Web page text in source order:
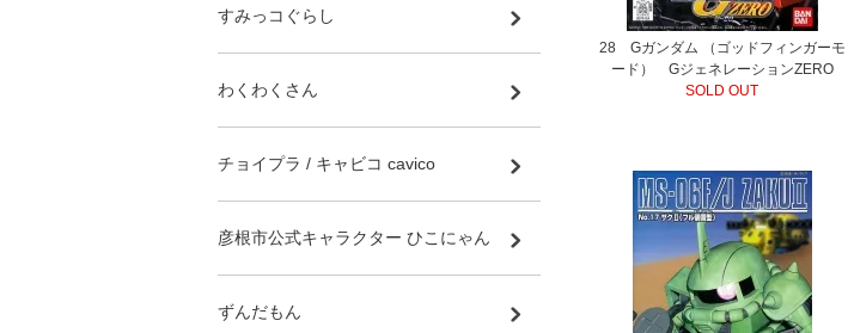
28 Gガンダム （ゴッドフィンガーモ
ード） GジェネレーションZERO
SOLD OUT
すみっコぐらし
わくわくさん
チョイプラ / キャビコ cavico
彦根市公式キャラクター ひこにゃん
ずんだもん